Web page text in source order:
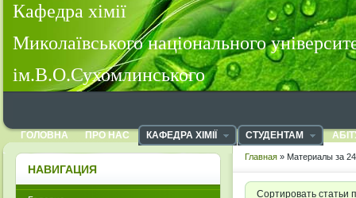
Кафедра хімії
Миколаївського національного
ім.В.О.Сухомлинського
ГОЛОВНА ПРО НАС КАФЕДРА ХІМІЇ СТУДЕНТАМ
Главная » Материалы за
Сортировать статьи
НАВИГАЦИЯ